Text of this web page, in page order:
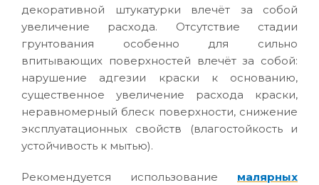
декоративной штукатурки влечёт за собой
увеличение расхода. Отсутствие стадии
грунтования особенно для сильно
впитывающих поверхностей влечёт за собой:
нарушение адгезии краски к основанию,
существенное увеличение расхода краски,
неравномерный блеск поверхности, снижение
эксплуатационных свойств (влагостойкость и
устойчивость к мытью).
Рекомендуется использование малярных